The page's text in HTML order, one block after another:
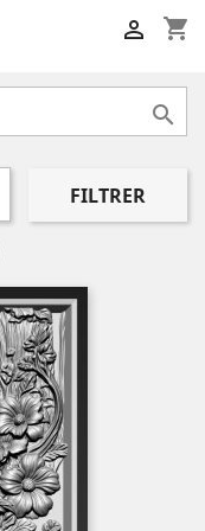
shopping_cart


FILTRER